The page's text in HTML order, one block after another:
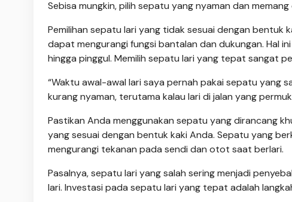
Sebisa mungkin, pilih sepatu yang nyaman dan
Pemilihan sepatu lari yang tidak sesuai dengan bentuk
dapat mengurangi fungsi bantalan dan dukungan. Hal
hingga pinggul. Memilih sepatu lari yang tepat sangat
“Waktu awal-awal lari saya pernah pakai sepatu yang
kurang nyaman, terutama kalau lari di jalan yang
Pastikan Anda menggunakan sepatu yang dirancang
yang sesuai dengan bentuk kaki Anda. Sepatu yang
mengurangi tekanan pada sendi dan otot saat berlari.
Pasalnya, sepatu lari yang salah sering menjadi
lari. Investasi pada sepatu lari yang tepat adalah